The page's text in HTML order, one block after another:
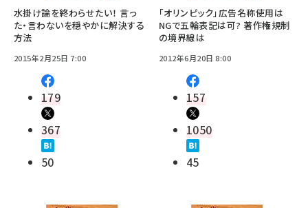
水掛け論を終わらせたい！ 言っ
た・言わないを穏やかに解決する
方法
2015年2月25日 7:00
179
367
50
「オリンピック」広告名称使用は
NGで五輪表記は可? 著作権規制
の境界線は
2012年6月20日 8:00
157
1050
45